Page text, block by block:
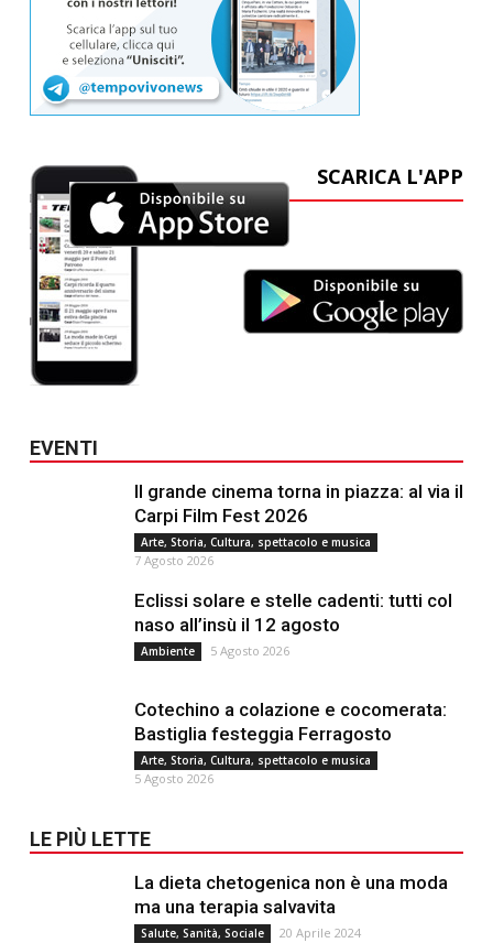
SCARICA L'APP
EVENTI
Il grande cinema torna in piazza: al via il
Carpi Film Fest 2026
Arte, Storia, Cultura, spettacolo e musica
7 Agosto 2026
Eclissi solare e stelle cadenti: tutti col
naso all’insù il 12 agosto
Ambiente 5 Agosto 2026
Cotechino a colazione e cocomerata:
Bastiglia festeggia Ferragosto
Arte, Storia, Cultura, spettacolo e musica
5 Agosto 2026
LE PIÙ LETTE
La dieta chetogenica non è una moda
ma una terapia salvavita
Salute, Sanità, Sociale 20 Aprile 2024